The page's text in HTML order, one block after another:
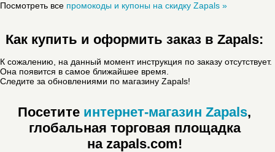
Посмотреть все промокоды и купоны на скидку Zapals »
Как купить и оформить заказ в Zapals:
К сожалению, на данный момент инструкция по заказу отсутствует.
Она появится в самое ближайшее время.
Следите за обновлениями по магазину Zapals!
Посетите интернет-магазин Zapals,
глобальная торговая площадка
на zapals.com!